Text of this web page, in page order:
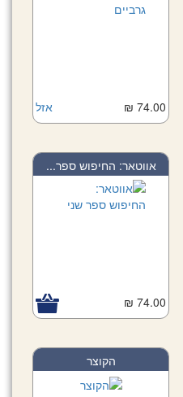
אזל 74.00 ₪
אווטאר: החיפוש ספר...
74.00 ₪
הקוצר